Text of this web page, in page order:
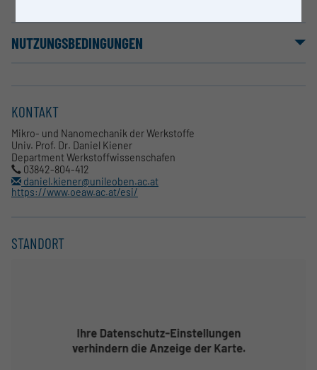
NUTZUNGSBEDINGUNGEN
KONTAKT
Mikro- und Nanomechanik der Werkstoffe
Univ. Prof. Dr. Daniel Kiener
Department Werkstoffwissenschafen
03842-804-412
daniel.kiener@unileoben.ac.at
https://www.oeaw.ac.at/esi/
STANDORT